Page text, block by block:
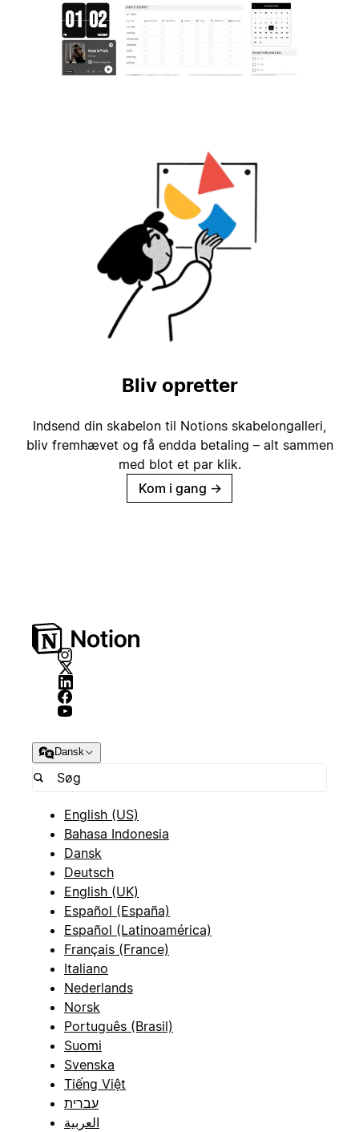
Bliv opretter
Indsend din skabelon til Notions skabelongalleri,
bliv fremhævet og få endda betaling – alt sammen
med blot et par klik.
Kom i gang →
Dansk
English (US)
Bahasa Indonesia
Dansk
Deutsch
English (UK)
Español (España)
Español (Latinoamérica)
Français (France)
Italiano
Nederlands
Norsk
Português (Brasil)
Suomi
Svenska
Tiếng Việt
עברית
العربية